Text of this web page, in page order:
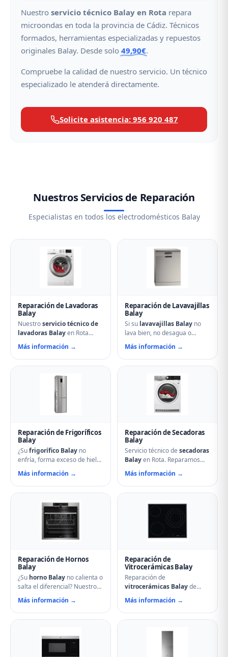
Nuestro servicio técnico Balay en Rota repara
microondas en toda la provincia de Cádiz. Técnicos
formados, herramientas especializadas y repuestos
originales Balay. Desde solo 49,90€.
Compruebe la calidad de nuestro servicio. Un técnico
especializado le atenderá directamente.
Solicite asistencia: 956 920 487
Nuestros Servicios de Reparación
Especialistas en todos los electrodomésticos Balay
Reparación de Lavadoras
Balay
Nuestroservicio técnico de
lavadoras Balayen Rota
soluciona cualquier avería:
problemas de centrifugado,
fugas de agua, ruidos
arranque o problemas de
especializados con repuestos
originales Balay y reparación
el mismo día.
Más información →
Reparación de Lavavajillas
Balay
Si su lavavajillas Balay no
lava bien, no desagua o
muestra errores en el display,
nuestro servicio técnico en
Rota puede ayudarle.
obstruidos, bombas de
desagüe, problemas de
secado y fallos electrónicos
con piezas originales.
Más información →
Reparación de Frigoríficos
Balay
¿Sufrigorífico Balay no
enfría, forma exceso de hielo
o hace ruidos extraños?
Nuestros técnicos en Rota
reparan compresores,
Frost, fugas de gas
refrigerante y problemas de
descarche. Servicio urgente
para evitar pérdida de
alimentos.
Más información →
Reparación de Secadoras
Balay
Servicio técnico de secadoras
Balayen Rota. Reparamos
problemas de calentamiento,
tambor que no gira,
termostatos de seguridad,
fallos en el secado.
Mantenimiento preventivo y
limpieza de filtros incluido en
Más información →
Reparación de Hornos
Balay
¿Su horno Balay no calienta o
salta el diferencial? Nuestro
servicio técnico en Rota
repara resistencias,
ventiladores, termostatos,
en hornos multifunción,
pirolíticos y de vapor Balay.
Más información →
Reparación de
Vitrocerámicas Balay
Reparación de
vitrocerámicas Balayde
inducción y de cocción en
Rota. Solucionamos fuegos
que no encienden, cristales
responden, fallos en módulos
de inducción y problemas de
regulación de temperatura.
Más información →